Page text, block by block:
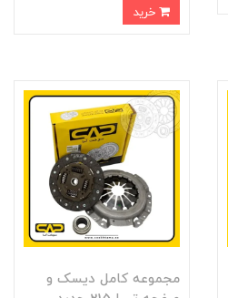
مجموعه کامل ديسک و